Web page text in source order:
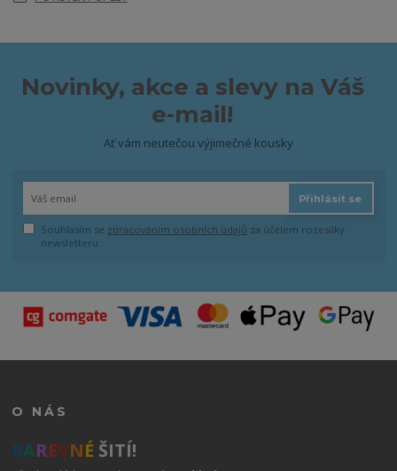
Novinky, akce a slevy na Váš
e-mail!
Ať vám neutečou výjimečné kousky
Přihlásit se
Souhlasím se zpracováním osobních údajů za účelem rozesílky
newsletteru.
O NÁS
BAREVNÉ ŠITÍ!